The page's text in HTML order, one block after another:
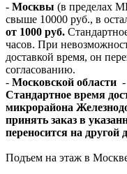
- Москвы (в пределах
свыше 10000 руб., в
от 1000 руб.
часов. При
доставкой время, он
согласованию.
- Московской области
Стандартное время
микрорайона
принять заказ в
переносится на другой
Подъем на этаж в